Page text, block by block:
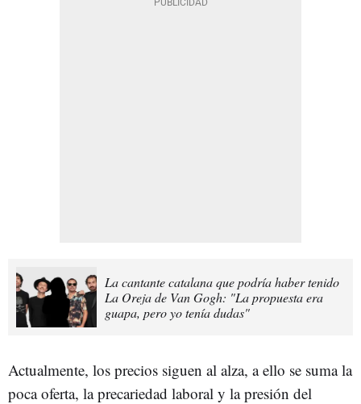
La cantante catalana que podría haber tenido
La Oreja de Van Gogh: "La propuesta era
guapa, pero yo tenía dudas"
Actualmente, los precios siguen al alza, a ello se suma la
poca oferta, la precariedad laboral y la presión del